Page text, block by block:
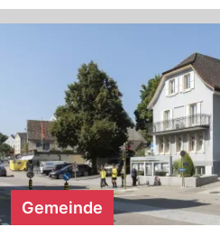
Gemeinde